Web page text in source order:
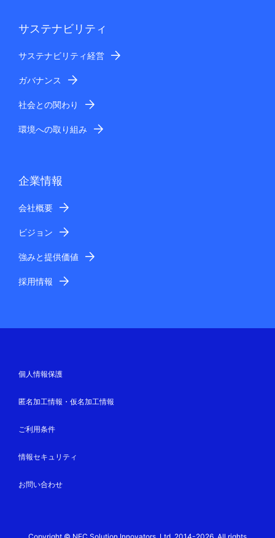
サステナビリティ
サステナビリティ経営
ガバナンス
社会との関わり
環境への取り組み
企業情報
会社概要
ビジョン
強みと提供価値
採用情報
個人情報保護
匿名加工情報・仮名加工情報
ご利用条件
情報セキュリティ
お問い合わせ